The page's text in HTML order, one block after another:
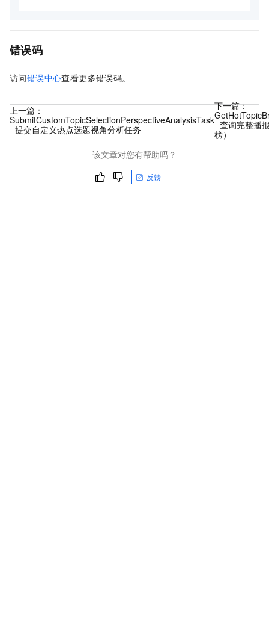
错误码
访问错误中心查看更多错误码。
上一篇：
SubmitCustomTopicSelectionPerspectiveAnalysisTask
- 提交自定义热点选题视角分析任务
下一篇：
- 查询完整播
榜）
该文章对您有帮助吗？
反馈